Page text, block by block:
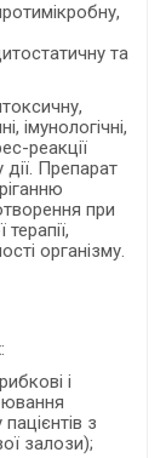
та
імунологічні,
реакції
Препарат
при
організму.
і
з
залози);